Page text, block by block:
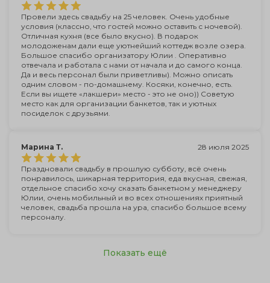
Провели здесь свадьбу на 25 человек. Очень удобные
условия (классно, что гостей можно оставить с ночевой).
Отличная кухня (все было вкусно). В подарок
молодоженам дали еще уютнейший коттедж возле озера.
Большое спасибо организатору Юлии . Оперативно
отвечала и работала с нами от начала и до самого конца.
Да и весь персонал были приветливы). Можно описать
одним словом - по-домашнему. Косяки, конечно, есть.
Если вы ищете «лакшери» место - это не оно)) Советую
место как для организации банкетов, так и уютных
посиделок с друзьями.
Марина Т. 28 июля 2025
Праздновали свадьбу в прошлую субботу, всё очень
понравилось, шикарная территория, еда вкусная, свежая,
отдельное спасибо хочу сказать банкетном у менеджеру
Юлии, очень мобильный и во всех отношениях приятный
человек, свадьба прошла на ура, спасибо большое всему
персоналу.
Показать ещё